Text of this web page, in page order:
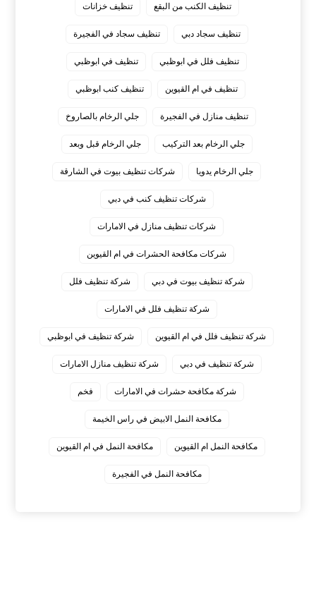
تنظيف الكنب من البقع تنظيف خزانات
تنظيف سجاد دبي تنظيف سجاد في الفجيرة
تنظيف فلل في ابوظبي تنظيف في ابوظبي
تنظيف في ام القيوين تنظيف كنب ابوظبي
تنظيف منازل في الفجيرة جلي الرخام بالصاروخ
جلي الرخام بعد التركيب جلي الرخام قبل وبعد
جلي الرخام يدويا شركات تنظيف بيوت في الشارقة
شركات تنظيف كنب في دبي
شركات تنظيف منازل في الامارات
شركات مكافحة الحشرات في ام القيوين
شركة تنظيف بيوت في دبي شركة تنظيف فلل
شركة تنظيف فلل في الامارات
شركة تنظيف فلل في ام القيوين شركة تنظيف في ابوظبي
شركة تنظيف في دبي شركة تنظيف منازل الامارات
شركة مكافحة حشرات في الامارات فخم
مكافحة النمل الابيض في راس الخيمة
مكافحة النمل ام القيوين مكافحة النمل في ام القيوين
‏مكافحة النمل في الفجيرة